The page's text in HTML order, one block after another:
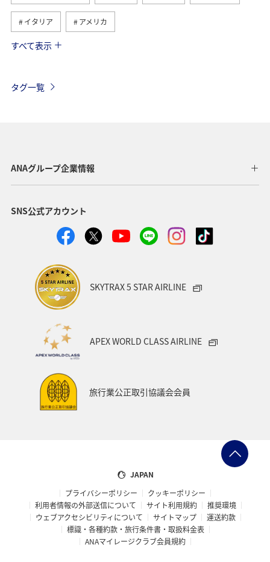
イタリア アメリカ
グルメ
歴史・文化・芸術 温泉 秋 韓国 春
冬 フィリピン
マイルを使う 兵庫県 年末年始 趣味
関西地方
ANAショッピング A-style
ANAマイレージクラブ
サイクリング
アプリ AMC会員専用サービス
旅の準備
すべて表示
タグ一覧
ANAグループ企業情報
SNS公式アカウント
SKYTRAX 5 STAR AIRLINE
APEX WORLD CLASS AIRLINE
旅行業公正取引協議会会員
JAPAN
プライバシーポリシー
クッキーポリシー
利用者情報の外部送信について
サイト利用規約
推奨環境
ウェブアクセシビリティについて
サイトマップ
運送約款
標識・各種約款・旅行条件書・取扱料金表
ANAマイレージクラブ会員規約